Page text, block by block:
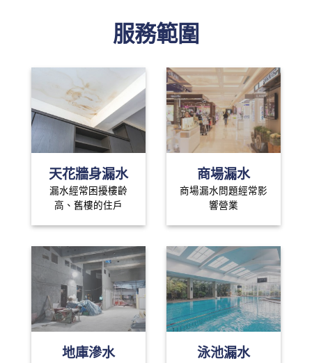
服務範圍
天花牆身漏水
漏水經常困擾樓齡
高、舊樓的住戶
商場漏水
商場漏水問題經常影
響營業
地庫滲水 泳池漏水